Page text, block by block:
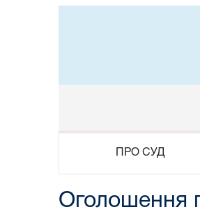
ПРО СУД
Оголошення